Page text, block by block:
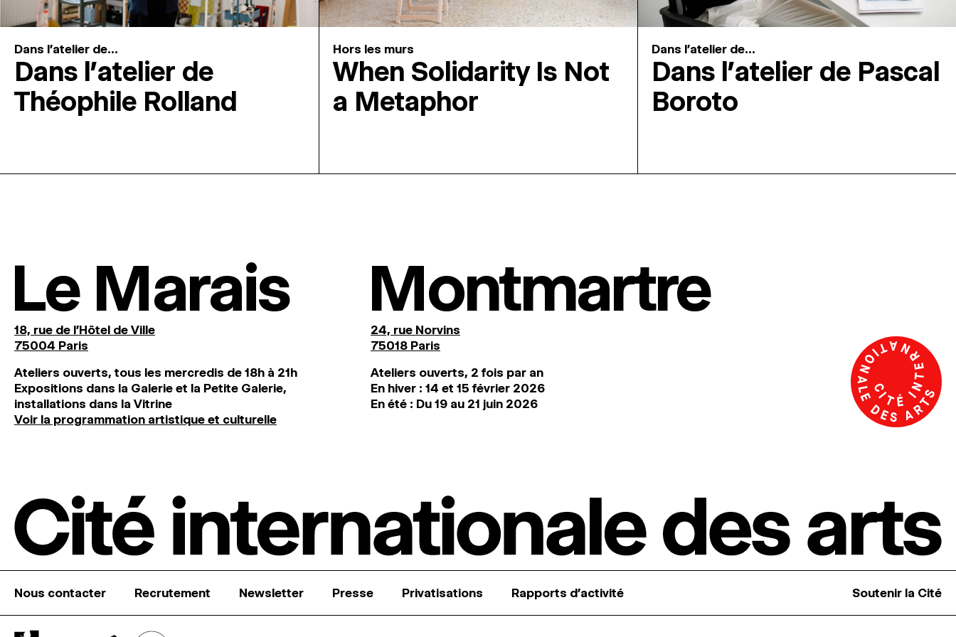
Dans l'atelier de...
Dans l’atelier de
Théophile Rolland
Hors les murs
When Solidarity Is Not
a Metaphor
Dans l'atelier de...
Dans l’atelier de Pascal
Boroto
Le Marais
18, rue de l'Hôtel de Ville
75004 Paris
Ateliers ouverts, tous les mercredis de 18h à 21h
Expositions dans la Galerie et la Petite Galerie,
installations dans la Vitrine
Voir la programmation artistique et culturelle
Montmartre
24, rue Norvins
75018 Paris
Ateliers ouverts, 2 fois par an
En hiver : 14 et 15 février 2026
En été : Du 19 au 21 juin 2026
Nous contacter Recrutement Newsletter Presse Privatisations Rapports d’activité Soutenir la Cité